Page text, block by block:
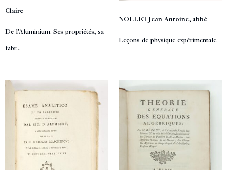
Claire
De l'Aluminium. Ses propriétés, sa
fabr...
NOLLET Jean-Antoine, abbé
Leçons de physique expérimentale.